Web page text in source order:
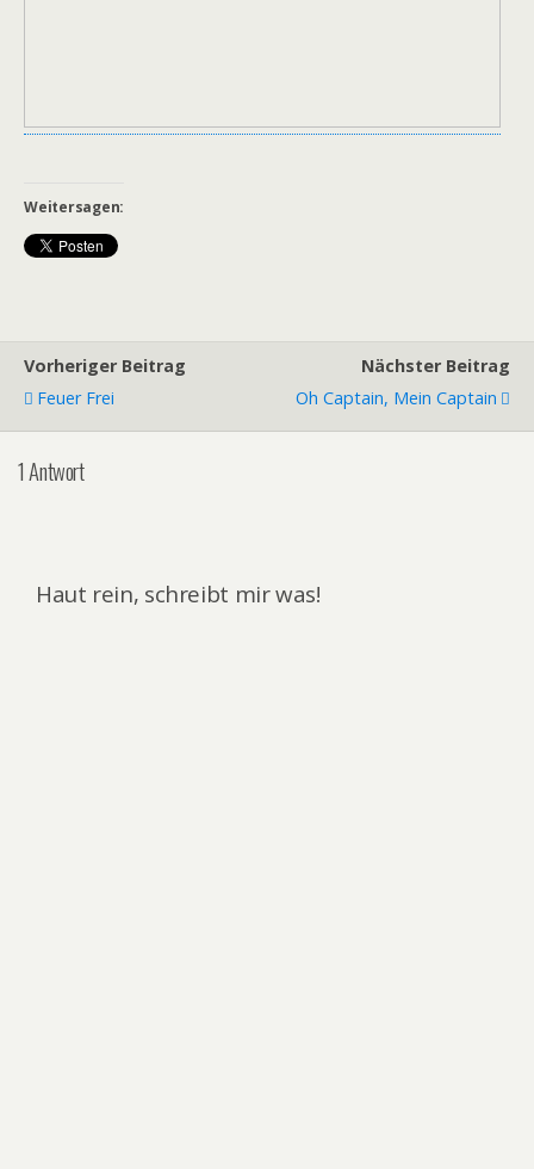
Weitersagen:
Vorheriger Beitrag
Feuer Frei
Nächster Beitrag
Oh Captain, Mein Captain
1 Antwort
Haut rein, schreibt mir was!